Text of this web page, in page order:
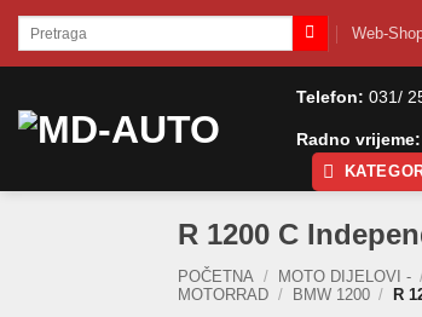
SkipPretraži: Web-
Telefon: 031/
Radno vrijeme:
R 1200 C
POČETNA / MOTO DIJELOVI -
MOTORRAD / BMW 1200 / R